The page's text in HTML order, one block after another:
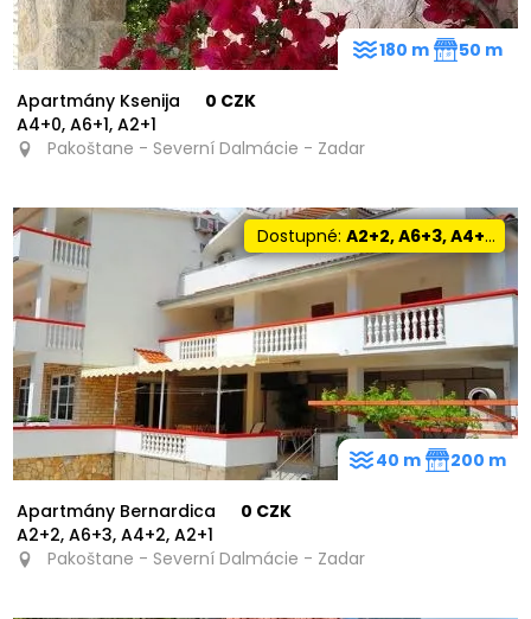
Apartmány Ksenija
A4+0, A6+1, A2+1
0 CZK
Pakoštane - Severní Dalmácie - Zadar
180 m 50 m
Dostupné:A2+2, A6+3, A4+2, A2+1
Apartmány Bernardica
A2+2, A6+3, A4+2, A2+1
0 CZK
Pakoštane - Severní Dalmácie - Zadar
40 m 200 m